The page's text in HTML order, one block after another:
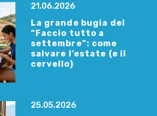
21.06.2026
La grande bugia del
“Faccio tutto a
settembre”: come
salvare l’estate (e il
cervello)
25.05.2026